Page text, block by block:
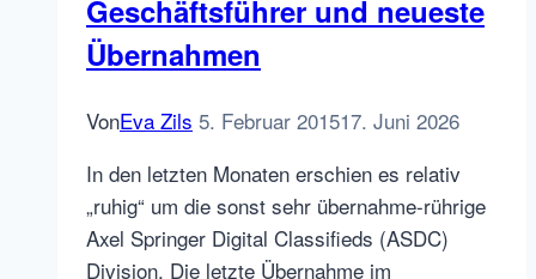
und
2020
Geschäftsführer und neueste
Übernahmen
VonEva Zils 5. Februar 201517. Juni 2026
In den letzten Monaten erschien es relativ
„ruhig“ um die sonst sehr übernahme-rührige
Axel Springer Digital Classifieds (ASDC)
Division. Die letzte Übernahme im